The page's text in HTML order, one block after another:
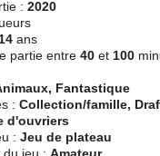
: 2020
ans
partie entre 40et 100
Fantastique
: Collection/famille,
d'ouvriers
: Jeu de plateau